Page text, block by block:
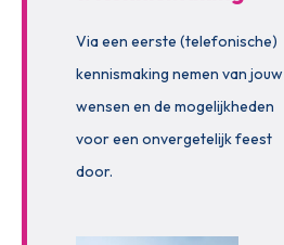
Via een eerste (telefonische)
kennismaking nemen van jouw
wensen en de mogelijkheden
voor een onvergetelijk feest
door.